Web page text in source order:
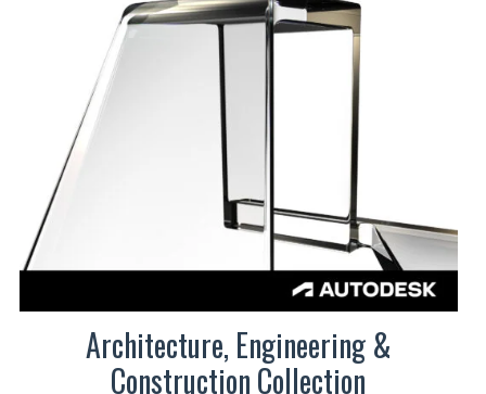
Architecture, Engineering &
Construction Collection